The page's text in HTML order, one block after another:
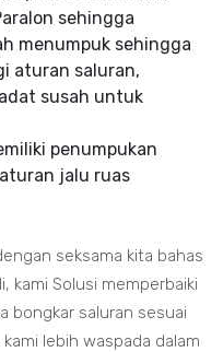
sehingga
menumpuk sehingga
aturan saluran,
susah untuk
penumpukan
jalu ruas
seksama kita bahas
kami Solusi memperbaiki
bongkar saluran sesuai
lebih waspada dalam